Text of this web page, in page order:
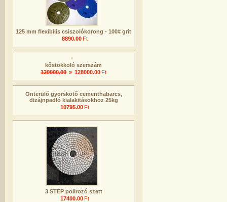
125 mm flexibilis csiszolókorong - 100# grit
8890.00 Ft
kőstokkoló szerszám
120000.00 » 128000.00 Ft
Önterülő gyorskötő cementhabarcs,
dizájnpadló kialakitásokhoz 25kg
10795.00 Ft
3 STEP polirozó szett
17400.00 Ft